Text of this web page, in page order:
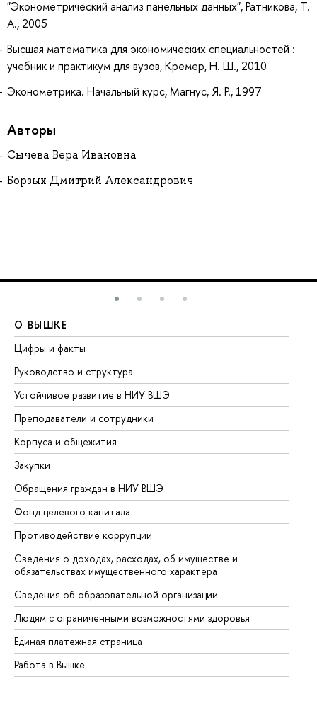
"Эконометрический анализ панельных данных", Ратникова, Т.
А., 2005
Высшая математика для экономических специальностей :
учебник и практикум для вузов, Кремер, Н. Ш., 2010
Эконометрика. Начальный курс, Магнус, Я. Р., 1997
Авторы
Сычева Вера Ивановна
Борзых Дмитрий Александрович
О ВЫШКЕ
Цифры и факты
Руководство и структура
Устойчивое развитие в НИУ ВШЭ
Преподаватели и сотрудники
Корпуса и общежития
Закупки
Обращения граждан в НИУ ВШЭ
Фонд целевого капитала
Противодействие коррупции
Сведения о доходах, расходах, об имуществе и
обязательствах имущественного характера
Сведения об образовательной организации
Людям с ограниченными возможностями здоровья
Единая платежная страница
Работа в Вышке